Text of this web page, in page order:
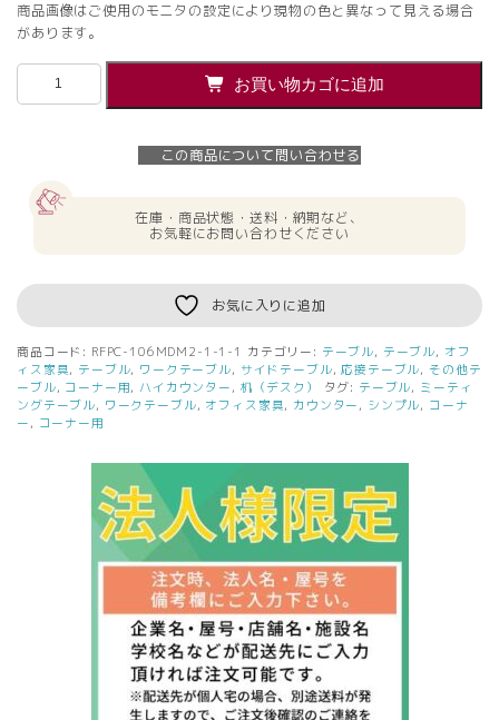
商品画像はご使用のモニタの設定により現物の色と異なって見える場合
があります。
【法
シ
リ
ズ]
ハ
イ
カ
お買い物カゴに追加
この商品について問い合わせる
在庫・商品状態・送料・納期など、
お気軽にお問い合わせください
お気に入りに追加
商品コード: RFPC-106MDM2-1-1-1 カテゴリー: テーブル, テーブル, オフ
ィス家具, テーブル, ワークテーブル, サイドテーブル,応接テーブル,その他テ
ーブル, コーナー用, ハイカウンター , 机（デスク） タグ: テーブル, ミーティ
ングテーブル, ワークテーブル, オフィス家具, カウンター , シンプル, コーナ
ー , コーナー用